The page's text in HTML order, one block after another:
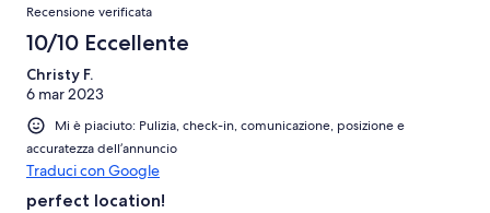
Recensione verificata
10/10 Eccellente
Christy F.
6 mar 2023
Mi è piaciuto: Pulizia, check-in, comunicazione, posizione e
accuratezza dell’annuncio
Traduci con Google
perfect location!